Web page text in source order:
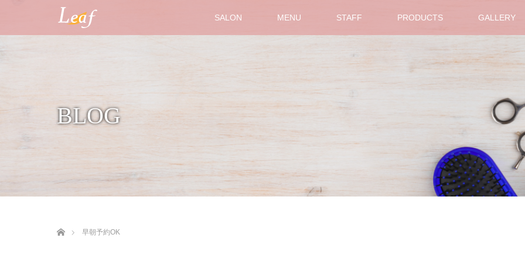
SALON MENU STAFF PRODUCTS GALLERY
BLOG
早朝予約OK